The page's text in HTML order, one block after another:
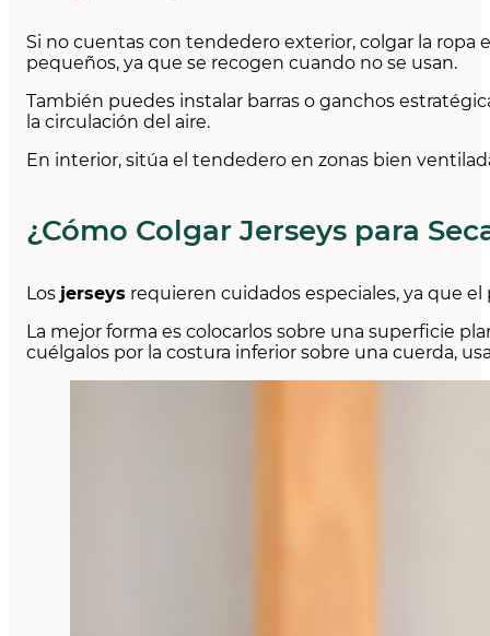
Si no cuentas con tendedero exterior, colgar la ropa
pequeños, ya que se recogen cuando no se usan.
También puedes instalar barras o ganchos
la circulación del aire.
En interior, sitúa el tendedero en zonas bien
¿Cómo Colgar Jerseys para
Los jerseys requieren cuidados especiales, ya que
La mejor forma es colocarlos sobre una superficie
cuélgalos por la costura inferior sobre una cuerda,